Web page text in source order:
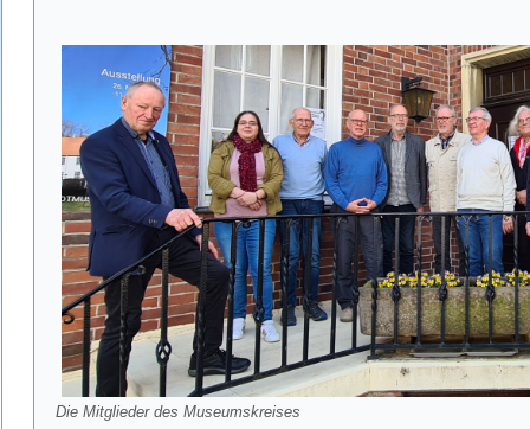
Die Mitglieder des Museumskreises